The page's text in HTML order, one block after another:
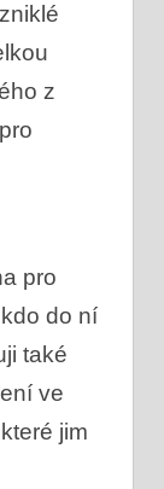
z
pro
do ní
také
ve
jim